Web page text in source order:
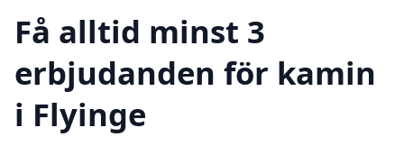
Få alltid minst 3
erbjudanden för kamin
i Flyinge